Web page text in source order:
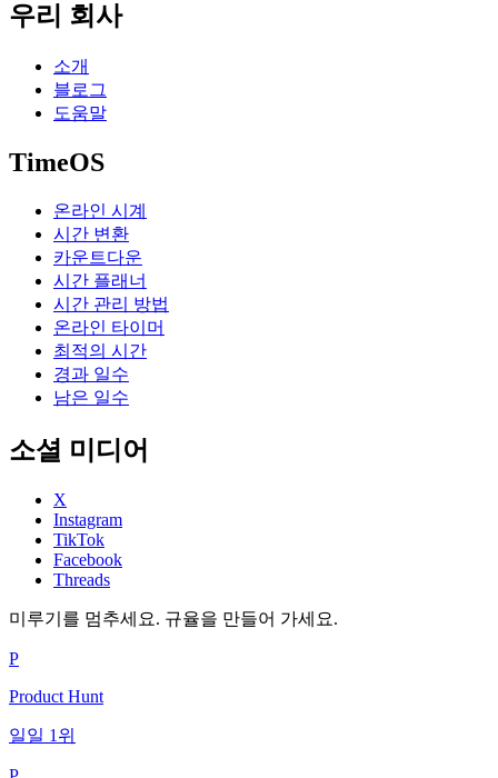
우리 회사
소개
블로그
도움말
TimeOS
온라인 시계
시간 변환
카운트다운
시간 플래너
시간 관리 방법
온라인 타이머
최적의 시간
경과 일수
남은 일수
소셜 미디어
X
Instagram
TikTok
Facebook
Threads
미루기를 멈추세요. 규율을 만들어 가세요.
P
Product Hunt
일일 1위